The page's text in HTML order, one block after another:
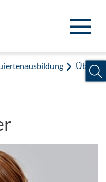
Über